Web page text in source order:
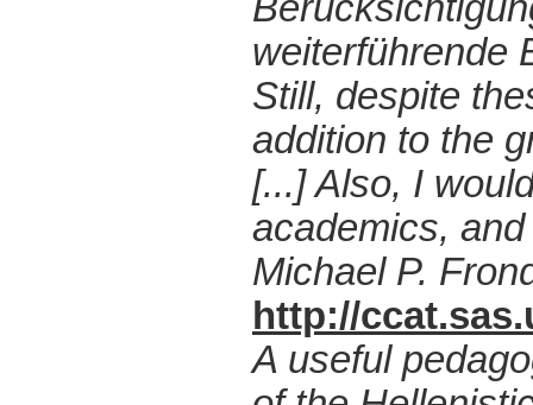
weiterführende
Still, despite
addition to the
[...] Also, I
academics,
Michael P.
http://
A useful